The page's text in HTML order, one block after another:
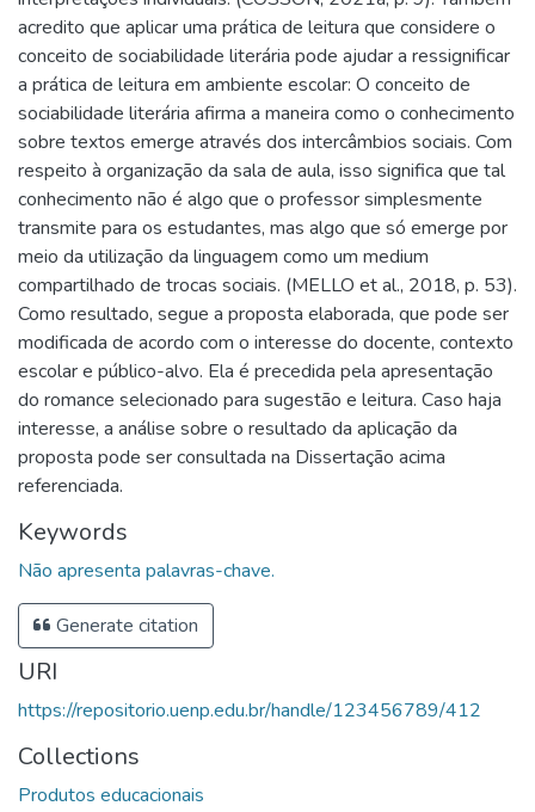
acredito que aplicar uma prática de leitura que considere o
conceito de sociabilidade literária pode ajudar a ressignificar
a prática de leitura em ambiente escolar: O conceito de
sociabilidade literária afirma a maneira como o conhecimento
sobre textos emerge através dos intercâmbios sociais. Com
respeito à organização da sala de aula, isso significa que tal
conhecimento não é algo que o professor simplesmente
transmite para os estudantes, mas algo que só emerge por
meio da utilização da linguagem como um medium
compartilhado de trocas sociais. (MELLO et al., 2018, p. 53).
Como resultado, segue a proposta elaborada, que pode ser
modificada de acordo com o interesse do docente, contexto
escolar e público-alvo. Ela é precedida pela apresentação
do romance selecionado para sugestão e leitura. Caso haja
interesse, a análise sobre o resultado da aplicação da
proposta pode ser consultada na Dissertação acima
referenciada.
Keywords
Não apresenta palavras-chave.
Generate citation
URI
https://repositorio.uenp.edu.br/handle/123456789/412
Collections
Produtos educacionais